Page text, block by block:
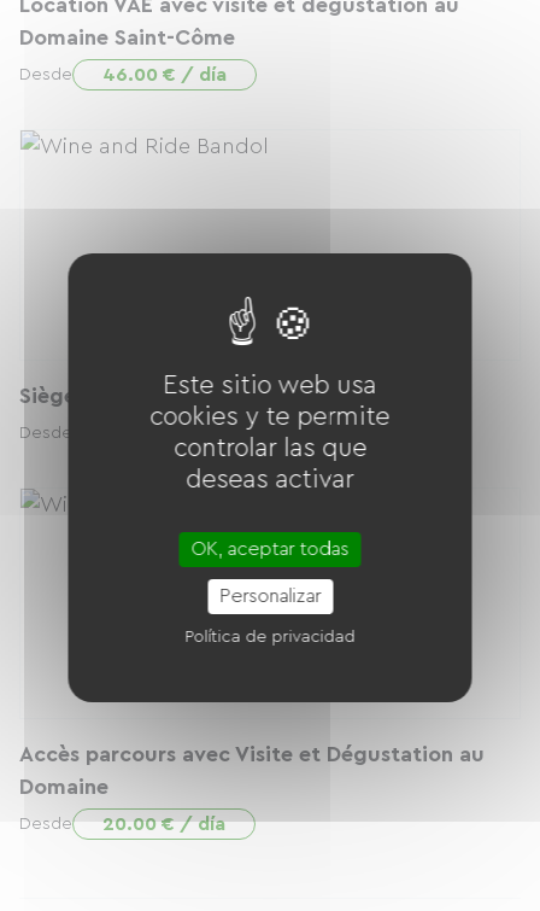
Location VAE avec visite et dégustation au
Domaine Saint-Côme
Desde 46.00 € / día
Siège bébé
Desde
Accès parcours avec Visite et Dégustation au
Domaine
Desde 20.00 € / día
Este sitio web usa
cookies y te permite
controlar las que
deseas activar
OK, aceptar todas
Personalizar
Política de privacidad